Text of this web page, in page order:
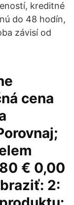
kreditné
do 48 hodín,
závisí od
cena
€ 0,00
2: